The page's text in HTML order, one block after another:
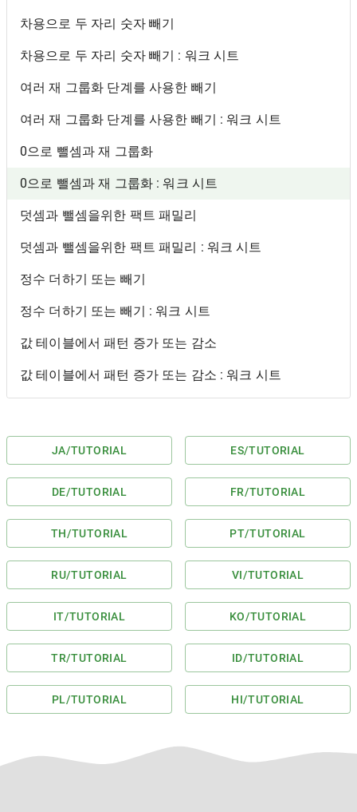
차용으로 두 자리 숫자 빼기
차용으로 두 자리 숫자 빼기 : 워크 시트
여러 재 그룹화 단계를 사용한 빼기
여러 재 그룹화 단계를 사용한 빼기 : 워크 시트
0으로 뺄셈과 재 그룹화
0으로 뺄셈과 재 그룹화 : 워크 시트
덧셈과 뺄셈을위한 팩트 패밀리
덧셈과 뺄셈을위한 팩트 패밀리 : 워크 시트
정수 더하기 또는 빼기
정수 더하기 또는 빼기 : 워크 시트
값 테이블에서 패턴 증가 또는 감소
값 테이블에서 패턴 증가 또는 감소 : 워크 시트
JA/TUTORIAL ES/TUTORIAL
DE/TUTORIAL FR/TUTORIAL
TH/TUTORIAL PT/TUTORIAL
RU/TUTORIAL VI/TUTORIAL
IT/TUTORIAL KO/TUTORIAL
TR/TUTORIAL ID/TUTORIAL
PL/TUTORIAL HI/TUTORIAL